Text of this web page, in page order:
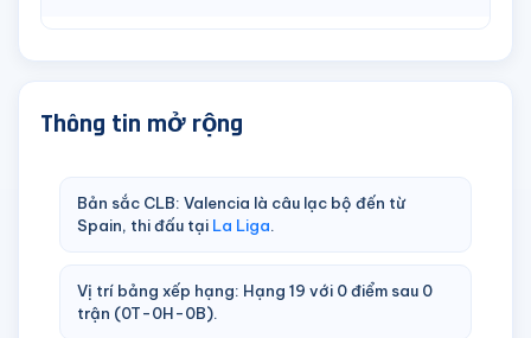
Thông tin mở rộng
Bản sắc CLB: Valencia là câu lạc bộ đến từ
Spain, thi đấu tại La Liga.
Vị trí bảng xếp hạng: Hạng 19 với 0 điểm sau 0
trận (0T-0H-0B).